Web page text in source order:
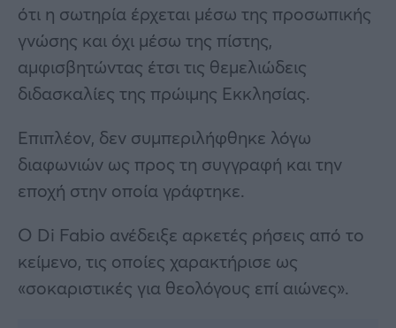
ότι η σωτηρία έρχεται μέσω της προσωπικής
γνώσης και όχι μέσω της πίστης,
αμφισβητώντας έτσι τις θεμελιώδεις
διδασκαλίες της πρώιμης Εκκλησίας.
Επιπλέον, δεν συμπεριλήφθηκε λόγω
διαφωνιών ως προς τη συγγραφή και την
εποχή στην οποία γράφτηκε.
Ο Di Fabio ανέδειξε αρκετές ρήσεις από το
κείμενο, τις οποίες χαρακτήρισε ως
«σοκαριστικές για θεολόγους επί αιώνες».